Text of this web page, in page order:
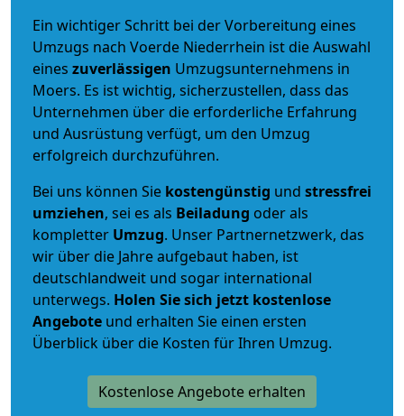
Ein wichtiger Schritt bei der Vorbereitung eines
Umzugs nach Voerde Niederrhein ist die Auswahl
eines zuverlässigen Umzugsunternehmens in
Moers. Es ist wichtig, sicherzustellen, dass das
Unternehmen über die erforderliche Erfahrung
und Ausrüstung verfügt, um den Umzug
erfolgreich durchzuführen.
Bei uns können Sie kostengünstig und stressfrei
umziehen, sei es als Beiladung oder als
kompletter Umzug. Unser Partnernetzwerk, das
wir über die Jahre aufgebaut haben, ist
deutschlandweit und sogar international
unterwegs. Holen Sie sich jetzt kostenlose
Angebote und erhalten Sie einen ersten
Überblick über die Kosten für Ihren Umzug.
Kostenlose Angebote erhalten